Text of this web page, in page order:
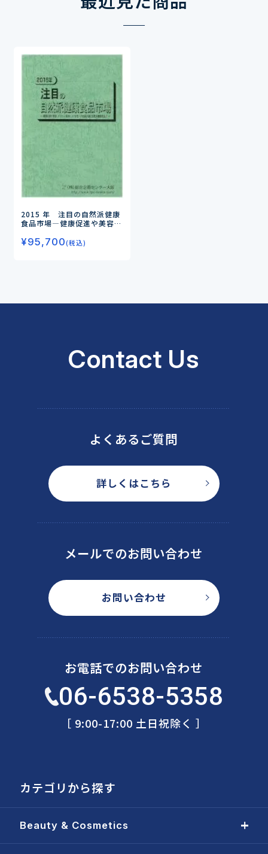
2015 年 注目の自然派健康
食品市場―健康促進や美容、
の拡販が進む自然派健康食
品！―
¥95,700(税込)
Contact Us
よくあるご質問
詳しくはこちら
メールでのお問い合わせ
お問い合わせ
お電話でのお問い合わせ
06-6538-5358
［ 9:00-17:00 土日祝除く ］
カテゴリから探す
Beauty & Cosmetics